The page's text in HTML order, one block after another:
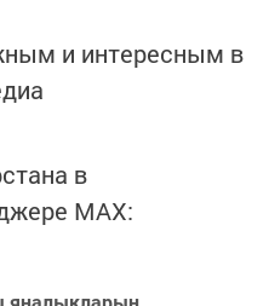
и интересным в
в
MАХ: